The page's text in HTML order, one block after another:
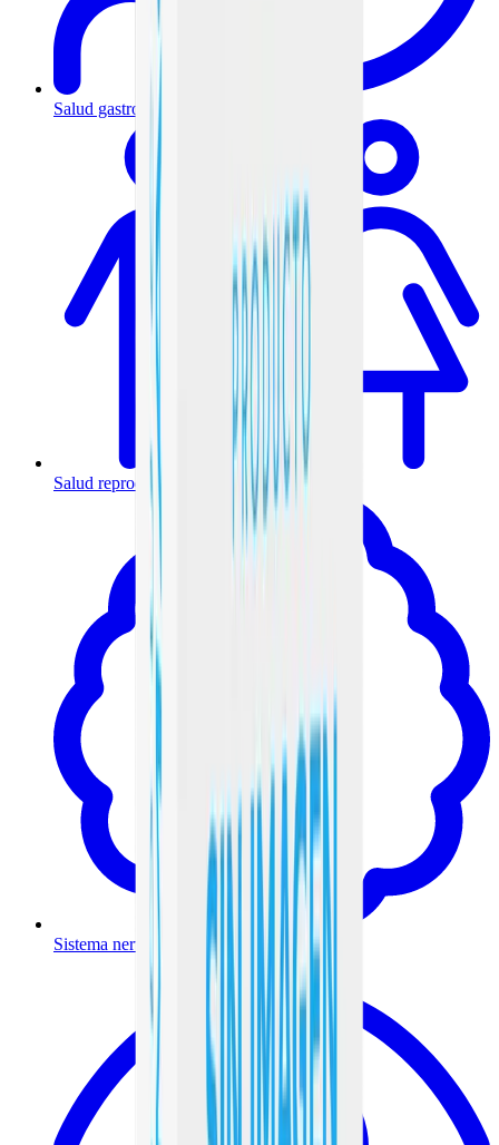
Salud gastrointestinal y metabólica
Salud reproductiva y hormonal
Sistema nervioso